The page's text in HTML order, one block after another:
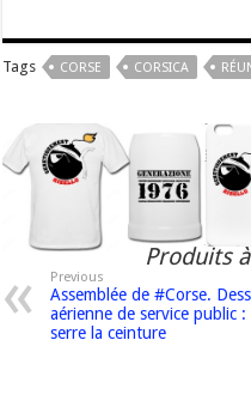
Tags CORSE CORSICA
Produits
Previous
Assemblée de #Corse.
aérienne de service public :
serre la ceinture